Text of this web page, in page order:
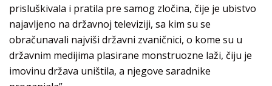
prisluškivala i pratila pre samog zločina, čije je ubistvo
najavljeno na državnoj televiziji, sa kim su se
obračunavali najviši državni zvaničnici, o kome su u
državnim medijima plasirane monstruozne laži, čiju je
imovinu država uništila, a njegove saradnike